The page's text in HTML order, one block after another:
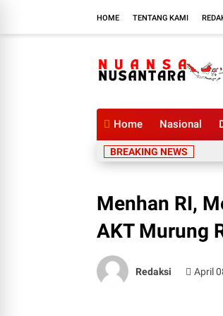
HOME TENTANG KAMI
Home Nasional
BREAKING NEWS
Menhan RI,
AKT Murung
Redaksi April